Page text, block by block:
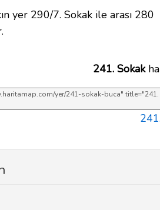
yer 290/7. Sokak ile arası 280
241. Sokak